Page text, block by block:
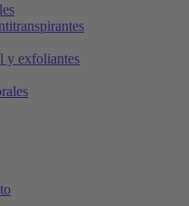
y exfoliantes